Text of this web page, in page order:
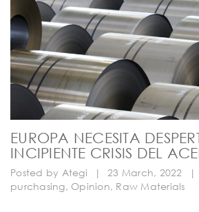
EUROPA NECESITA
INCIPIENTE CRISIS DEL
Posted by Ategi | 23 March, 2022 |
purchasing, Opinion, Raw Materials